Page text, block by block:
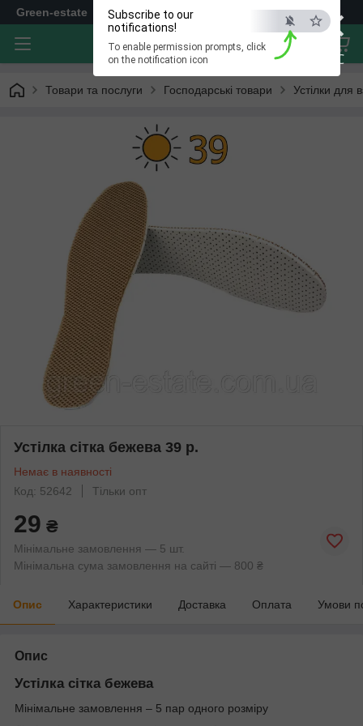
×
ESC
Subscribe to our
notifications!
To enable permission prompts, click
on the notification icon
Green-estate
Товари та послуги Господарські товари Устілки для
Устілка сітка бежева 39 р.
Немає в наявності
Код: 52642
Тільки опт
29 ₴
Мінімальне замовлення — 5 шт.
Мінімальна сума замовлення на сайті — 800 ₴
Опис Характеристики Доставка Оплата Умови
Опис
Устілка сітка бежева
Мінімальне замовлення – 5 пар одного розміру